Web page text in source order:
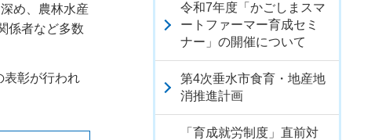
め、農林水産
係者など多数
表彰が行われ
令和7年度「かごしまスマ
ートファーマー育成セミ
ナー」の開催について
第4次垂水市食育・地産地
消推進計画
「育成就労制度」直前対